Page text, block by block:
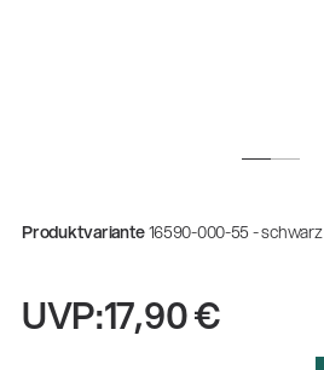
Produktvariante16590-000-55 - schwarz
UVP:17,90 €